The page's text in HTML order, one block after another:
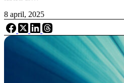
8 april, 2025